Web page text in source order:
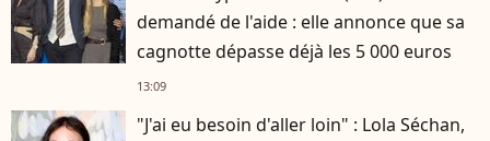
demandé de l'aide : elle annonce que sa
cagnotte dépasse déjà les 5 000 euros
13:09
"J'ai eu besoin d'aller loin" : Lola Séchan,